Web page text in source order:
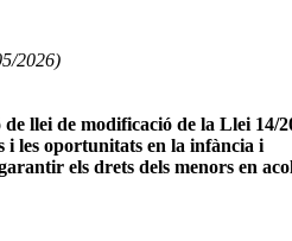
2026)
llei de modificació de la Llei 14/
i les oportunitats en la infància i
els drets dels menors en